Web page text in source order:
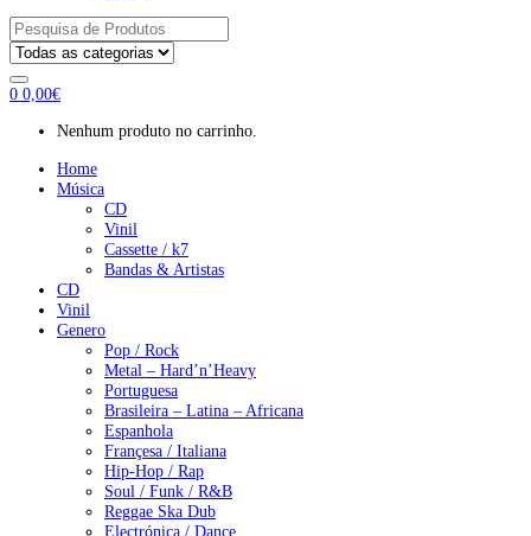
Pesquisar
por:
0 0,00€
Nenhum produto no carrinho.
Home
Música
CD
Vinil
Cassette / k7
Bandas & Artistas
CD
Vinil
Genero
Pop / Rock
Metal – Hard’n’Heavy
Portuguesa
Brasileira – Latina – Africana
Espanhola
Françesa / Italiana
Hip-Hop / Rap
Soul / Funk / R&B
Reggae Ska Dub
Electrónica / Dance